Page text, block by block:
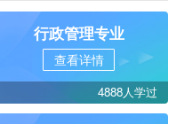
行政管理专业
查看详情
4888人学过